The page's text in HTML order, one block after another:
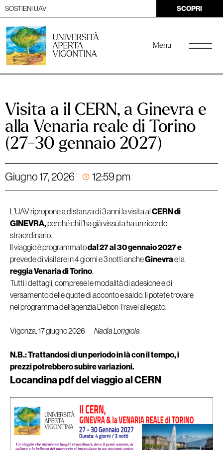
SOSTIENI UAV SCOPRI
Menu
Visita a il CERN, a Ginevra e
alla Venaria reale di Torino
(27-30 gennaio 2027)
Giugno 17, 2026 12:59 pm
L’UAV ripropone a distanza di 3 anni la visita alCERN di
GINEVRA,perché chi l’ha già vissuta ha un ricordo
straordinario.
Il viaggio è programmatodal 27 al 30 gennaio 2027 e
prevede di visitare in 4 giorni e 3 notti ancheGinevrae la
reggia Venaria di Torino.
Tutti i dettagli, comprese le modalità di adesione e di
versamento delle quote di acconto e saldo, li potete trovare
nel programma dell’agenzia Debon Travel allegato.
Vigonza, 17 giugno 2026 Nadia Lorigiola
N.B.: Trattandosi di un periodo in là con il tempo, i
prezzi potrebbero subire variazioni.
Locandina pdf del viaggio al CERN